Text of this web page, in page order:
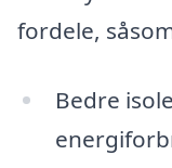
fordele,
Bedre